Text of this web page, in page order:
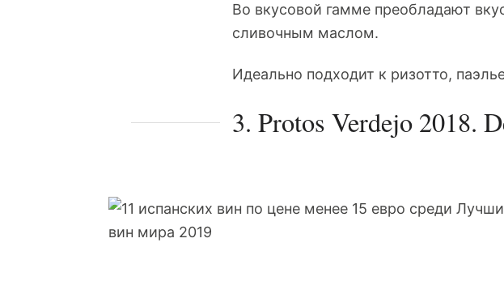
Во вкусовой гамме преобладают
сливочным маслом.
Идеально подходит к ризотто,
3. Protos Verdejo 2018.